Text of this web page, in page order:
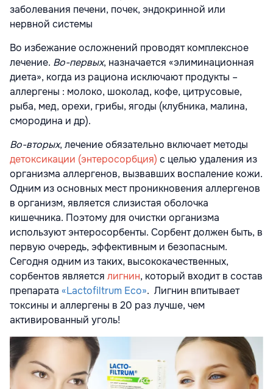
заболевания печени, почек, эндокринной или
нервной системы
Во избежание осложнений проводят комплексное
лечение. Во-первых, назначается «элиминационная
диета», когда из рациона исключают продукты –
аллергены : молоко, шоколад, кофе, цитрусовые,
рыба, мед, орехи, грибы, ягоды (клубника, малина,
смородина и др).
Во-вторых, лечение обязательно включает методы
детоксикации (энтеросорбция) с целью удаления из
организма аллергенов, вызвавших воспаление кожи.
Одним из основных мест проникновения аллергенов
в организм, является слизистая оболочка
кишечника. Поэтому для очистки организма
используют энтеросорбенты. Сорбент должен быть, в
первую очередь, эффективным и безопасным.
Сегодня одним из таких, высококачественных,
сорбентов является лигнин, который входит в состав
препарата «Lactofiltrum Eco». Лигнин впитывает
токсины и аллергены в 20 раз лучше, чем
активированный уголь!